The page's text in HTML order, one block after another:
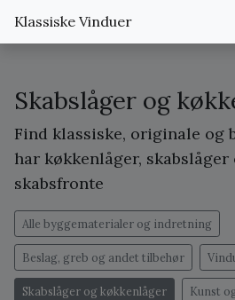
Klassiske Vinduer
Skabslåger og
Find klassiske, originale og
har køkkenlåger, skabslåger
skabsfronte
Alle byggematerialer og indretning
Beslag, greb og andet tilbehør
Skabslåger og køkkenlåger Kunst